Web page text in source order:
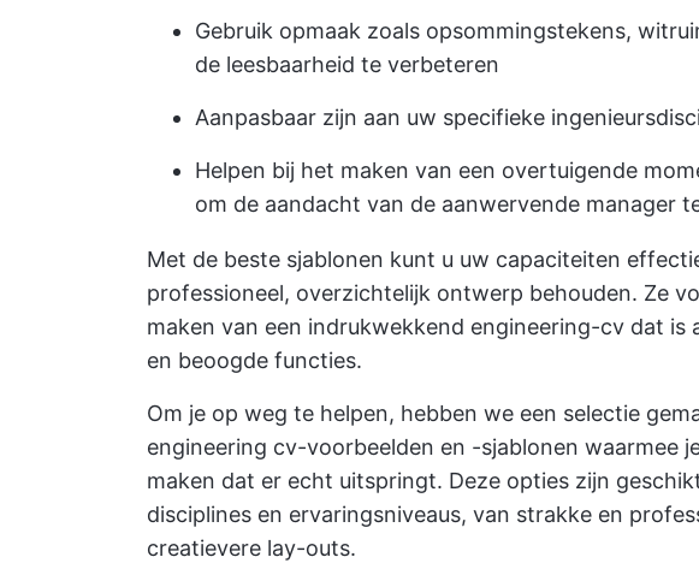
Gebruik opmaak zoals opsommingstekens,
de leesbaarheid te verbeteren
Aanpasbaar zijn aan uw specifieke
Helpen bij het maken van een overtuigende
om de aandacht van de aanwervende manager
Met de beste sjablonen kunt u uw capaciteiten
professioneel, overzichtelijk ontwerp behouden. Ze
maken van een indrukwekkend engineering-cv dat
en beoogde functies.
Om je op weg te helpen, hebben we een selectie
engineering cv-voorbeelden en -sjablonen waarmee
maken dat er echt uitspringt. Deze opties zijn
disciplines en ervaringsniveaus, van strakke en
creatievere lay-outs.